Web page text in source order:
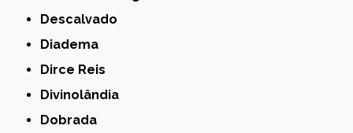
Descalvado
Diadema
Dirce Reis
Divinolândia
Dobrada